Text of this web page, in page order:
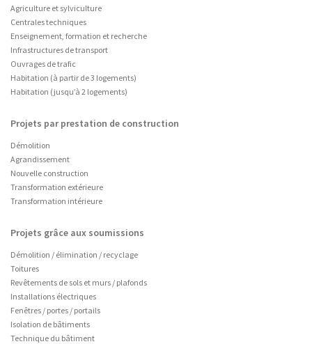
Agriculture et sylviculture
Centrales techniques
Enseignement, formation et recherche
Infrastructures de transport
Ouvrages de trafic
Habitation (à partir de 3 logements)
Habitation (jusqu’à 2 logements)
Projets par prestation de construction
Démolition
Agrandissement
Nouvelle construction
Transformation extérieure
Transformation intérieure
Projets grâce aux soumissions
Démolition / élimination / recyclage
Toitures
Revêtements de sols et murs / plafonds
Installations électriques
Fenêtres / portes / portails
Isolation de bâtiments
Technique du bâtiment